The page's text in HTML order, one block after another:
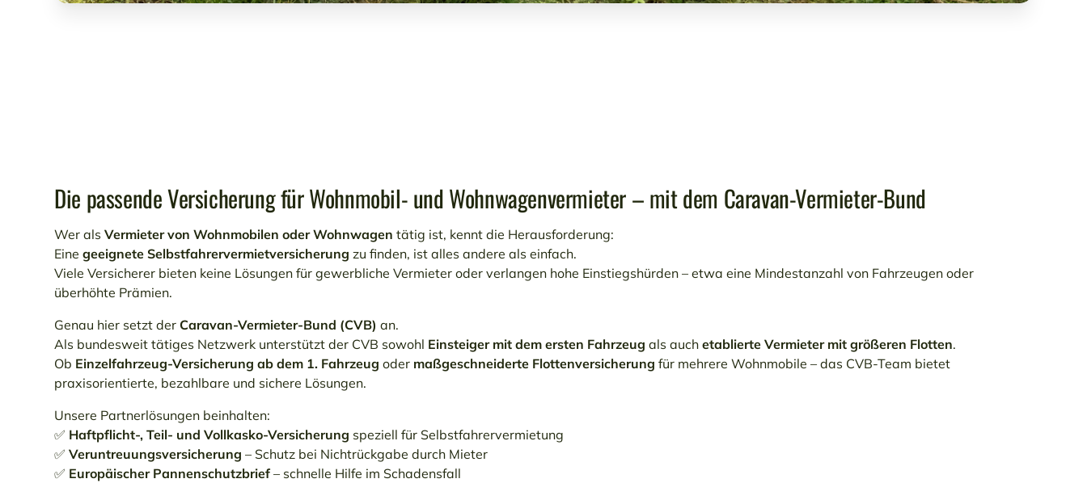
Die passende Versicherung für Wohnmobil- und Wohnwagenvermieter – mit dem Caravan-Vermieter-Bund
Wer alsVermieter von Wohnmobilen oder Wohnwagen tätig ist, kennt die Herausforderung:
Einegeeignete Selbstfahrervermietversicherung zu finden, ist alles andere als einfach.
Viele Versicherer bieten keine Lösungen für gewerbliche Vermieter oder verlangen hohe Einstiegshürden – etwa eine Mindestanzahl von Fahrzeugen oder
überhöhte Prämien.
Genau hier setzt derCaravan-Vermieter-Bund (CVB) an.
Als bundesweit tätiges Netzwerk unterstützt der CVB sowohl Einsteiger mit dem ersten Fahrzeug als auchetablierte Vermieter mit größeren Flotten.
Ob Einzelfahrzeug-Versicherung ab dem 1. Fahrzeug oder maßgeschneiderte Flottenversicherung für mehrere Wohnmobile – das CVB-Team bietet
praxisorientierte, bezahlbare und sichere Lösungen.
Unsere Partnerlösungen beinhalten:
✅ Haftpflicht-, Teil- und Vollkasko-Versicherung speziell für Selbstfahrervermietung
✅Veruntreuungsversicherung – Schutz bei Nichtrückgabe durch Mieter
✅ Europäischer Pannenschutzbrief– schnelle Hilfe im Schadensfall